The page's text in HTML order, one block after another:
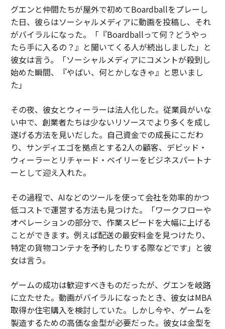
グエンと仲間たちが屋外で初めてBoardballをプレーし
た日、彼らはソーシャルメディアに動画を投稿し、それ
がバイラルになった。「『Boardballって何？どうやっ
たら手に入るの？』と聞いてくる人が続出しました」と
彼女は言う。「ソーシャルメディアにコメントが殺到し
始めた瞬間、『やばい、何とかしなきゃ』と思いまし
た」
その夜、彼女とウィーラーは法人化した。従業員がいな
い中で、創業者たちは少ないリソースでより多くを成し
遂げる方法を見いだした。自己資金での成長にこだわ
り、サンディエゴを拠点とする2人の顧客、デビッド・
ウィーラーとリチャード・ベイリーをビジネスパートナ
ーとして迎え入れた。
その過程で、AIなどのツールを使って会社を効率的かつ
低コストで運営する方法も見つけた。「ワークフローや
オペレーションの部分で、作業スピードを大幅に上げる
ことができます。例えば配送の最安料金を見つけたり、
特定の貨物コンテナを予約したりする際などです」と彼
女は言う。
ゲームの成功は歓迎すべきものだったが、グエンを岐路
に立たせた。動画がバイラルになったとき、彼女はMBA
取得か住宅購入を検討していた。しかし今や、ゲームを
製造するための高価な金型が必要だった。彼女は金型を